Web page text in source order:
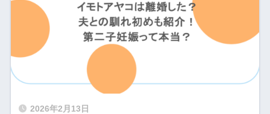
2026年2月13日